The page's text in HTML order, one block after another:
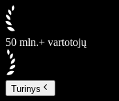
50 mln.+ vartotojų
Turinys